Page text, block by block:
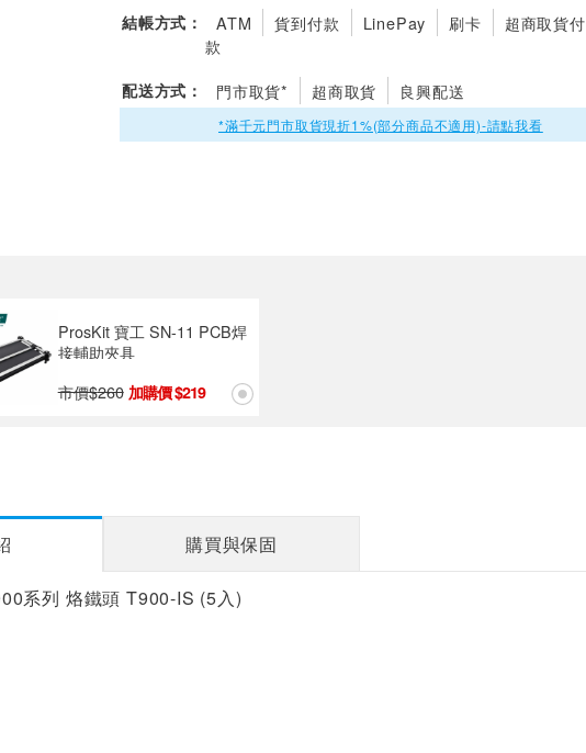
結帳方式： ATM 貨到付款 LinePay 刷卡
超商取貨付
款
配送方式： 門市取貨* 超商取貨 良興配送
*滿千元門市取貨現折1%(部分商品不適用)-請點我看
ProsKit 寶工 SN-11 PCB焊
接輔助夾具
市價$260 219
購買與保固
系列 烙鐵頭 T900-IS (5入)